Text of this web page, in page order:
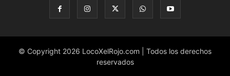
© Copyright 2026 LocoXelRojo.com | Todos los derechos
reservados